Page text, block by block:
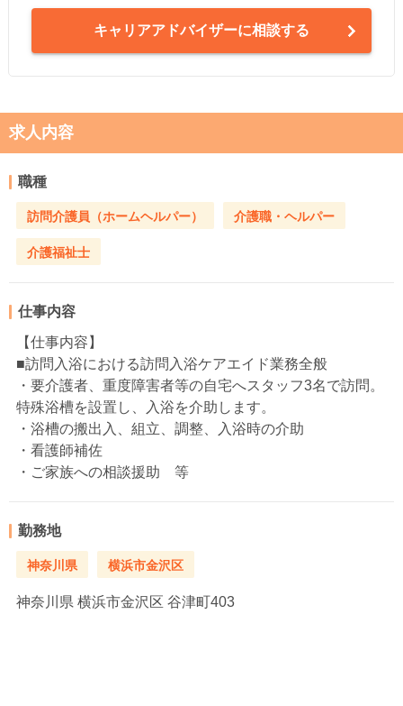
キャリアアドバイザーに相談する
求人内容
職種
訪問介護員（ホームヘルパー） 介護職・ヘルパー
介護福祉士
仕事内容
【仕事内容】
■訪問入浴における訪問入浴ケアエイド業務全般
・要介護者、重度障害者等の自宅へスタッフ3名で訪問。
特殊浴槽を設置し、入浴を介助します。
・浴槽の搬出入、組立、調整、入浴時の介助
・看護師補佐
・ご家族への相談援助 等
勤務地
神奈川県 横浜市金沢区
神奈川県 横浜市金沢区 谷津町403